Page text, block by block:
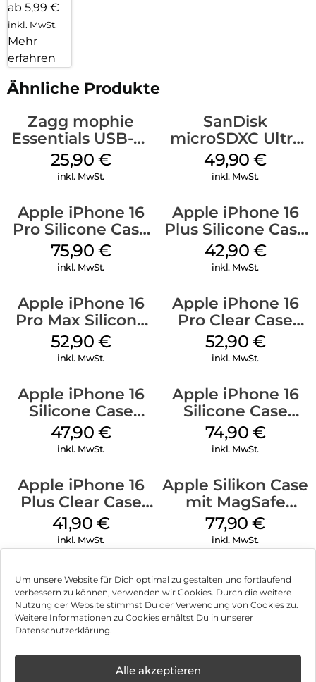
Um unsere Website für Dich optimal zu gestalten und fortlaufend
verbessern zu können, verwenden wir Cookies. Durch die weitere
Nutzung der Website stimmst Du der Verwendung von Cookies zu.
Weitere Informationen zu Cookies erhältst Du in unserer
Datenschutzerklärung.
Alle akzeptieren
ab 5,99 €
inkl. MwSt.
Mehr
erfahren
Ähnliche Produkte
Zagg mophie
Essentials USB-C-
20W Charger PD
Weiß
25,90 €
inkl. MwSt.
SanDisk
microSDXC Ultra
128 GB + Adapter
Mobile
49,90€
inkl. MwSt.
Apple iPhone 16
Pro Silicone Case
MagSafe Stone
Gray
75,90 €
inkl. MwSt.
Apple iPhone 16
Plus Silicone Case
MagSafe Plum
42,90 €
inkl. MwSt.
Apple iPhone 16
Pro Max Silicone
Case MagSafe
Ultramarine
52,90 €
inkl. MwSt.
Apple iPhone 16
Pro Clear Case
MagSafe
Transparent
52,90 €
inkl. MwSt.
Apple iPhone 16
Silicone Case
MagSafe Fuchsia
47,90 €
inkl. MwSt.
Apple iPhone 16
Silicone Case
MagSafe Black
74,90 €
inkl. MwSt.
Apple iPhone 16
Plus Clear Case
MagSafe
Transparent
41,90 €
inkl. MwSt.
Apple Silikon Case
mit MagSafe
iPhone 14 Pro
(PRODUCT)RED
77,90€
inkl. MwSt.
Impressum